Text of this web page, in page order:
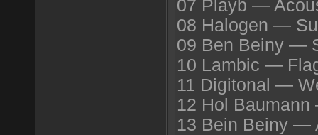
07 Playb —
08 Halogen —
09 Ben Beiny —
10 Lambic —
11 Digitonal —
12 Hol
13 Bein Beiny —